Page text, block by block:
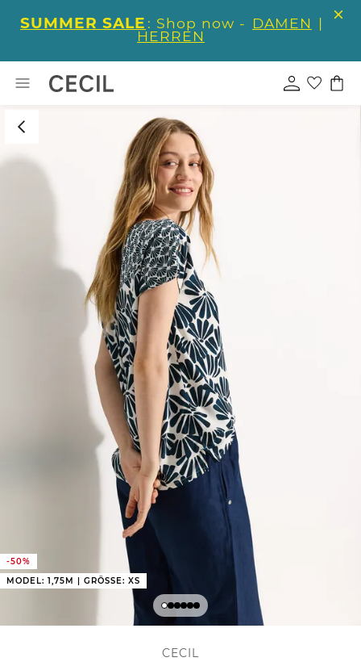
SUMMER SALE : Shop now - DAMEN |
HERREN
-50%
MODEL: 1,75M | GRÖSSE: XS
CECIL